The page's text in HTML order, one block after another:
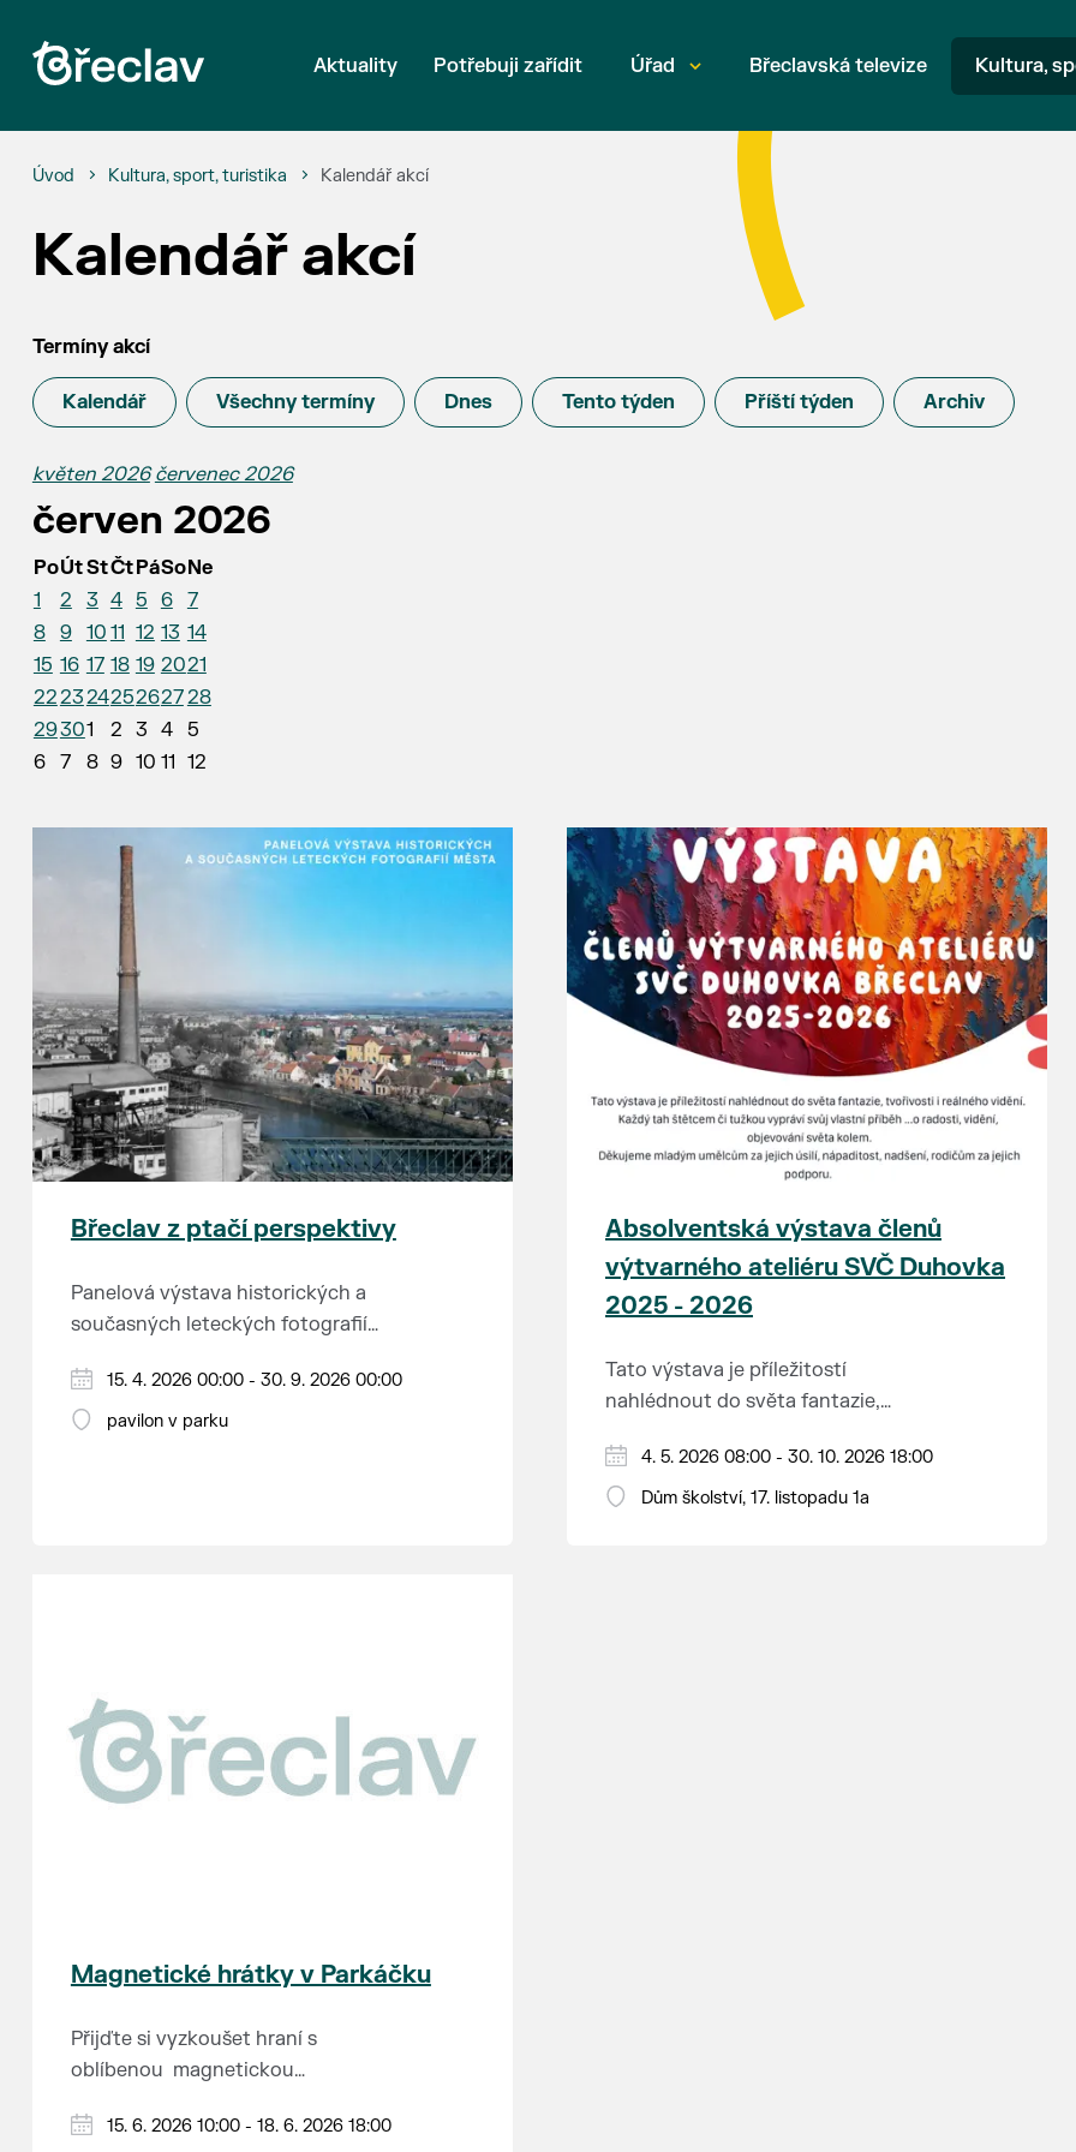
Aktuality Potřebuji zařídit Úřad Břeclavská televize Kultura,
Úvod Kultura, sport, turistika Kalendář akcí
Kalendář akcí
Termíny akcí
Kalendář Všechny termíny Dnes Tento týden Příští týden Archiv
květen 2026 červenec 2026
červen 2026
PoÚtStČtPáSoNe
1
2 3 4 5 6
7
8
9 10 11 12 13 14
15 16 17 18 19 2021
22232425262728
29301 2 3 4
5
6
7 8 9 10 11 12
Břeclav z ptačí perspektivy
Panelová výstava historických a
současných leteckých fotografií
15. 4. 2026 00:00 - 30. 9. 2026 00:00
pavilon v parku
Absolventská výstava členů
výtvarného ateliéru SVČ Duhovka
2025 - 2026
Tato výstava je příležitostí
nahlédnout do světa fantazie,
tah štětcem či tužkou vypráví svůj
vlastní příběh... o radosti, vidění,
Děkujeme mladým umělcům za
jejich úsilí, nápaditost, nadšení,
4. 5. 2026 08:00 - 30. 10. 2026 18:00
Dům školství, 17. listopadu 1a
Magnetické hrátky v Parkáčku
Přijďte si vyzkoušet hraní s
oblíbenou magnetickou
Connetix) a další doplňky.
Můžete vyzkoušet i super
15. 6. 2026 10:00 - 18. 6. 2026 18:00